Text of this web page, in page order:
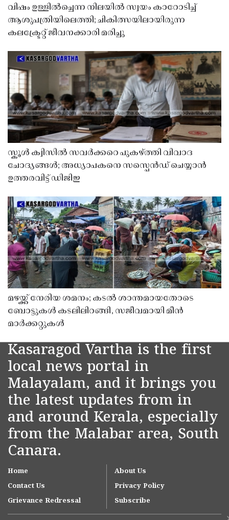
വിഷം ഉള്ളിൽച്ചെന്ന നിലയിൽ സ്വയം കാറോടിച്ച്
ആശുപത്രിയിലെത്തി; ചികിത്സയിലായിരുന്ന
കലക്ട്രേറ്റ് ജീവനക്കാരി മരിച്ചു
സ്കൂൾ ക്വിസിൽ സവർക്കറെ പുകഴ്ത്തി വിവാദ
ചോദ്യങ്ങൾ; അധ്യാപകനെ സസ്പെൻഡ് ചെയ്യാൻ
ഉത്തരവിട്ട് ഡിജിഇ
മഴയ്ക്ക് നേരിയ ശമനം; കടൽ ശാന്തമായതോടെ
ബോട്ടുകൾ കടലിലിറങ്ങി, സജീവമായി മീൻ
മാർക്കറ്റുകൾ
Kasaragod Vartha is the first
local news portal in
Malayalam, and it brings you
the latest updates from in
and around Kerala, especially
from the Malabar area, South
Canara.
Home
About Us
Contact Us
Privacy Policy
Grievance Redressal
Subscribe